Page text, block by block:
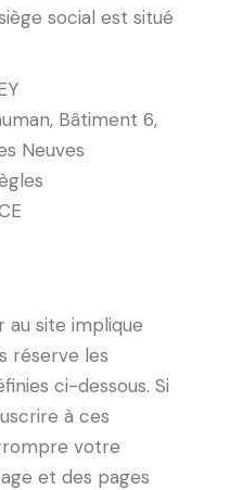
social est situé
Bâtiment 6,
Neuves
au site implique
réserve les
ci-dessous. Si
à ces
votre
et des pages